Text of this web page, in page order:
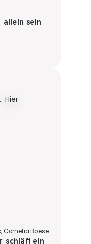
allein sein
Cornelia Boese
schläft ein